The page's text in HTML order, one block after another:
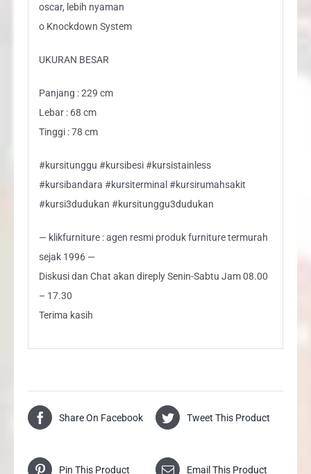
oscar, lebih nyaman
o Knockdown System
UKURAN BESAR
Panjang : 229 cm
Lebar : 68 cm
Tinggi : 78 cm
#kursitunggu #kursibesi #kursistainless
#kursibandara #kursiterminal #kursirumahsakit
#kursi3dudukan #kursitunggu3dudukan
— klikfurniture : agen resmi produk furniture termurah
sejak 1996 —
Diskusi dan Chat akan direply Senin-Sabtu Jam 08.00
– 17.30
Terima kasih
Share On Facebook Tweet This Product
Pin This Product Email This Product